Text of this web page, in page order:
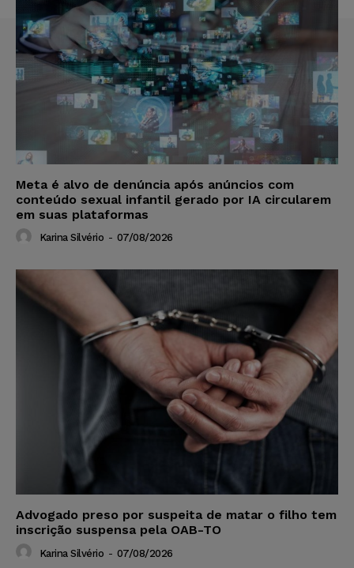
Meta é alvo de denúncia após anúncios com
conteúdo sexual infantil gerado por IA circularem
em suas plataformas
Karina Silvério - 07/08/2026
Advogado preso por suspeita de matar o filho tem
inscrição suspensa pela OAB-TO
Karina Silvério - 07/08/2026